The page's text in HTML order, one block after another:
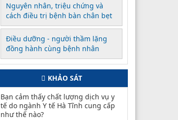
Nguyên nhân, triệu chứng và
cách điều trị bệnh bàn chân bẹt
Điều dưỡng - người thầm lặng
đồng hành cùng bệnh nhân
KHẢO SÁT
Bạn cảm thấy chất lượng dịch vụ y
tế do ngành Y tế Hà Tĩnh cung cấp
như thế nào?